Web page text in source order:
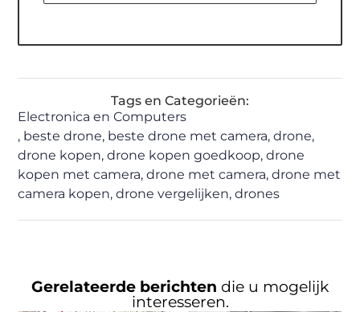
Tags en Categorieën:
Electronica en Computers
, beste drone, beste drone met camera,drone,
drone kopen,drone kopen goedkoop,drone
kopen met camera,drone met camera,drone met
camera kopen,drone vergelijken,drones
Gerelateerde berichten die u mogelijk
interesseren.